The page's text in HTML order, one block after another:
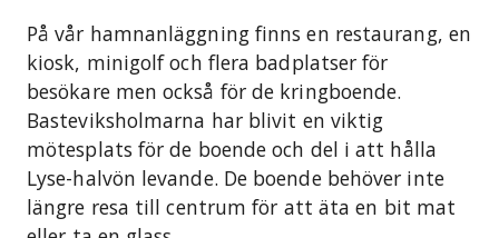
På vår hamnanläggning finns en restaurang, en
kiosk, minigolf och flera badplatser för
besökare men också för de kringboende.
Basteviksholmarna har blivit en viktig
mötesplats för de boende och del i att hålla
Lyse-halvön levande. De boende behöver inte
längre resa till centrum för att äta en bit mat